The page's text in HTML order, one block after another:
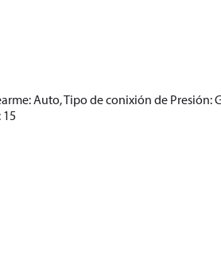
Auto, Tipo de conixión de
15